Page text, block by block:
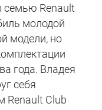
семью Renault
молодой
модели, но
года. Владея
себя
Renault Club